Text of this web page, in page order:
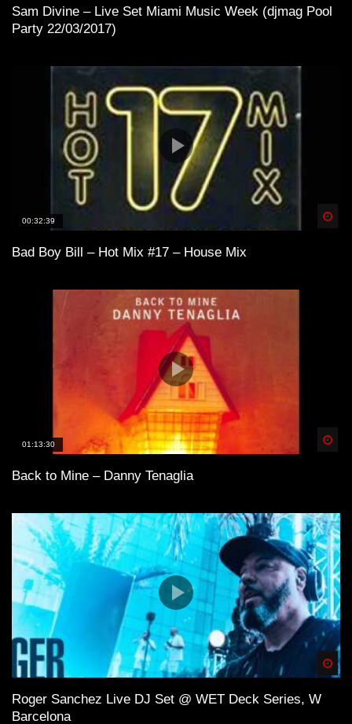
Sam Divine – Live Set Miami Music Week (djmag Pool
Party 22/03/2017)
00:32:39
Bad Boy Bill – Hot Mix #17 – House Mix
01:13:30
Back to Mine – Danny Tenaglia
Roger Sanchez Live DJ Set @ WET Deck Series, W
Barcelona